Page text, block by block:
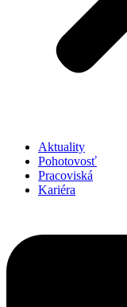
Aktuality
Pohotovosť
Pracoviská
Kariéra